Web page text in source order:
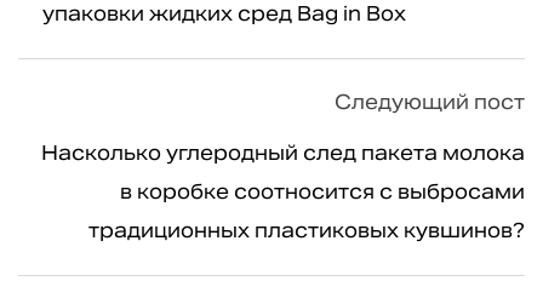
упаковки жидких сред Bag in Box
Следующий пост
Насколько углеродный след пакета молока
в коробке соотносится с выбросами
традиционных пластиковых кувшинов?